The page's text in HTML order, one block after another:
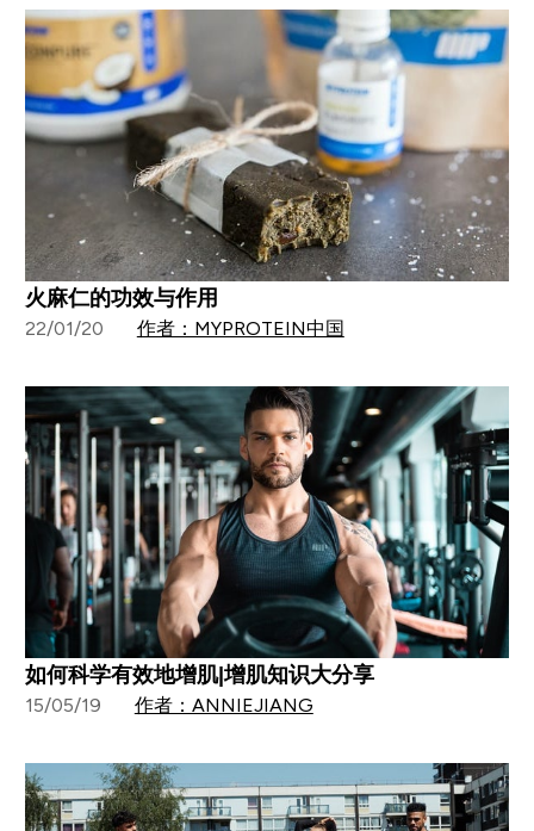
火麻仁的功效与作用
22/01/20 作者：MYPROTEIN中国
如何科学有效地增肌|增肌知识大分享
15/05/19 作者：ANNIEJIANG